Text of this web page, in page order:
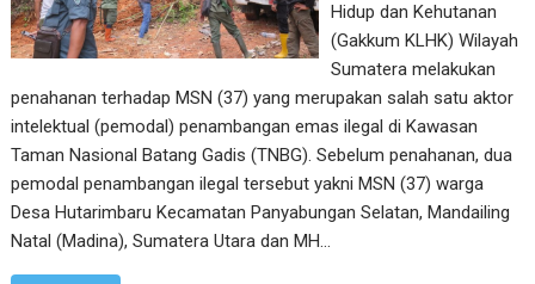
Hidup dan Kehutanan
(Gakkum KLHK) Wilayah
Sumatera melakukan
penahanan terhadap MSN (37) yang merupakan salah satu aktor
intelektual (pemodal) penambangan emas ilegal di Kawasan
Taman Nasional Batang Gadis (TNBG). Sebelum penahanan, dua
pemodal penambangan ilegal tersebut yakni MSN (37) warga
Desa Hutarimbaru Kecamatan Panyabungan Selatan, Mandailing
Natal (Madina), Sumatera Utara dan MH…